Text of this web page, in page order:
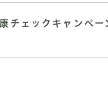
チェックキャンペー